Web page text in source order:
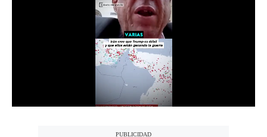
Fotogalerías